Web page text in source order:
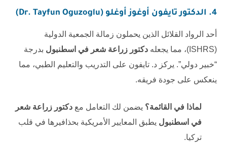
4. الدكتور تايفون أوغوز أوغلو (Dr. Tayfun Oguzoglu)
أحد الرواد القلائل الذين يحملون زمالة الجمعية الدولية
(ISHRS)، مما يجعله
دكتور زراعة شعر في اسطنبول بدرجة
“خبير دولي”. يركز د. تايفون على التدريب والتعليم الطبي، مما
ينعكس على جودة فريقه.
لماذا في القائمة؟ يضمن لك التعامل مع دكتور زراعة شعر
في اسطنبول يطبق المعايير الأمريكية بحذافيرها في قلب
تركيا.